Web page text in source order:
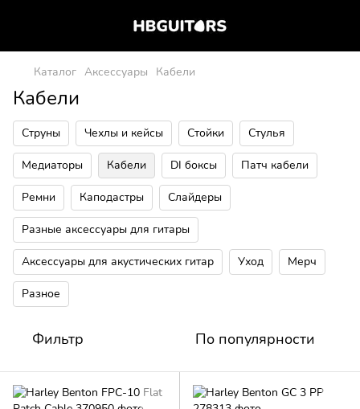
Каталог Аксессуары Кабели
Кабели
Струны Чехлы и кейсы Стойки Стулья
Медиаторы Кабели DI боксы Патч кабели
Ремни Каподастры Слайдеры
Разные аксессуары для гитары
Аксессуары для акустических гитар Уход Мерч
Разное
Фильтр По популярности